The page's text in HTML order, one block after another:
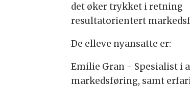
det øker trykket i retning
resultatorientert
De elleve nyansatte er:
Emilie Gran - Spesialist i
markedsføring, samt